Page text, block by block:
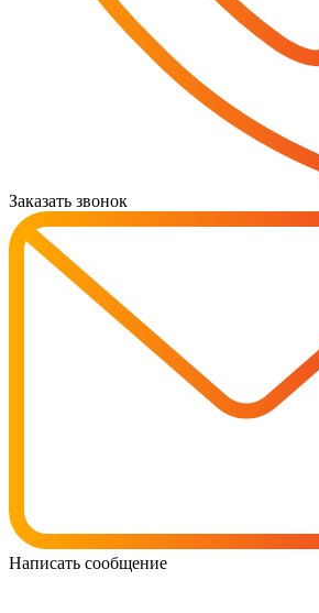
Заказать звонок
Написать сообщение